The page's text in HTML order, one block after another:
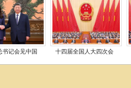
书记会见中国 十四届全国人大四次会